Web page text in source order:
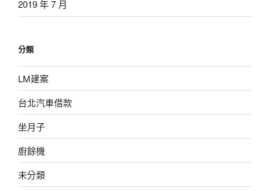
2019 年 7 月
分類
LM建案
台北汽車借款
坐月子
廚餘機
未分類